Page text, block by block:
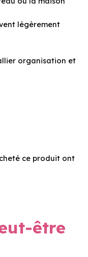
légèrement
organisation et
ce produit ont
être